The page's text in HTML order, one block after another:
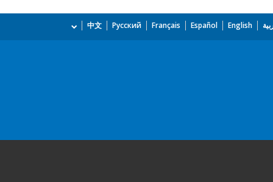
English
Español
Français
Русский
中文